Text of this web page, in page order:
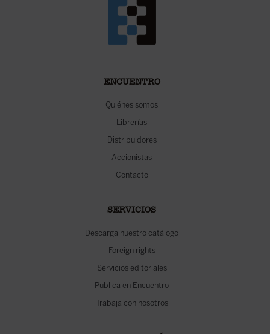
ENCUENTRO
Quiénes somos
Librerías
Distribuidores
Accionistas
Contacto
SERVICIOS
Descarga nuestro catálogo
Foreign rights
Servicios editoriales
Publica en Encuentro
Trabaja con nosotros